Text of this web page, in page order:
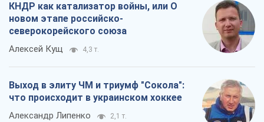
КНДР как катализатор войны, или О
новом этапе российско-
северокорейского союза
Алексей Кущ 4,3 т.
Выход в элиту ЧМ и триумф "Сокола":
что происходит в украинском хоккее
Александр Липенко 2,1 т.